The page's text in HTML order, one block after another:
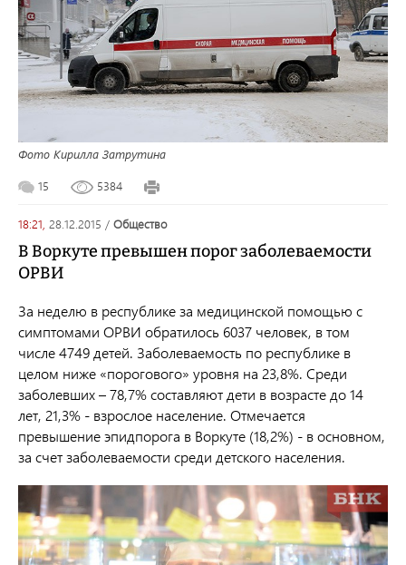
Фото Кирилла Затрутина
15 5384
18:21, 28.12.2015 / общество
В Воркуте превышен порог заболеваемости
ОРВИ
За неделю в республике за медицинской помощью с
симптомами ОРВИ обратилось 6037 человек, в том
числе 4749 детей. Заболеваемость по республике в
целом ниже «порогового» уровня на 23,8%. Среди
заболевших – 78,7% составляют дети в возрасте до 14
лет, 21,3% - взрослое население. Отмечается
превышение эпидпорога в Воркуте (18,2%) - в основном,
за счет заболеваемости среди детского населения.